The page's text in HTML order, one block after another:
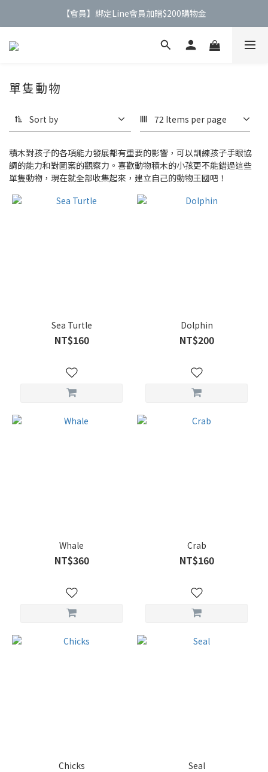
【公告】4/21(二)起 價格調整事宜
【會員】綁定Line會員加贈$200購物金
【公告】4/21(二)起 價格調整事宜
單隻動物
Sort by 72 Items per page
積木對孩子的各項能力發展都有重要的影響，可以訓練孩子手眼協
調的能力和對圖案的觀察力。喜歡動物積木的小孩更不能錯過這些
單隻動物，現在就全部收集起來，建立自己的動物王國吧！
Sea Turtle
NT$160
Dolphin
NT$200
Whale
NT$360
Crab
NT$160
Chicks Seal